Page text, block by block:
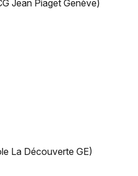
Jean Piaget Genève)
La Découverte GE)